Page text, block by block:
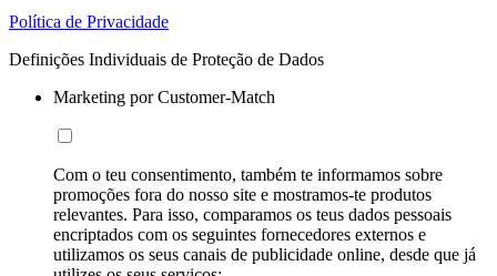
Política de Privacidade
Definições Individuais de Proteção de Dados
Marketing por Customer-Match
Com o teu consentimento, também te informamos sobre
promoções fora do nosso site e mostramos-te produtos
relevantes. Para isso, comparamos os teus dados pessoais
encriptados com os seguintes fornecedores externos e
utilizamos os seus canais de publicidade online, desde que já